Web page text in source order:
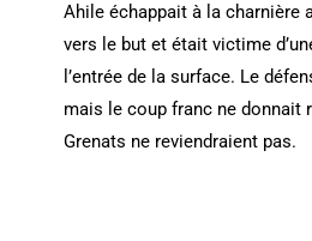
Ahile échappait à la charnière
vers le but et était victime
l’entrée de la surface. Le
mais le coup franc ne donnait
Grenats ne reviendraient pas.